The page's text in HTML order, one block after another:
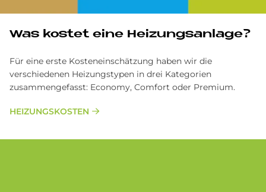
Was kostet eine Heizungsanlage?
Für eine erste Kosteneinschätzung haben wir die
verschiedenen Heizungstypen in drei Kategorien
zusammengefasst: Economy, Comfort oder Premium.
HEIZUNGSKOSTEN